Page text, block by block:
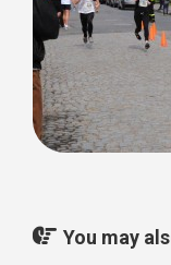
You may